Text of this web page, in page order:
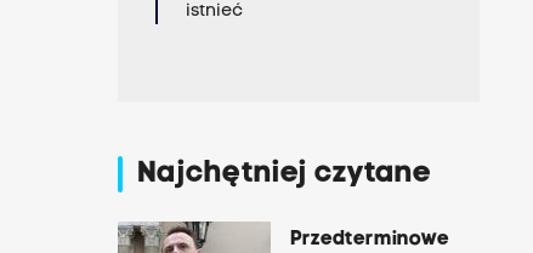
istnieć
Najchętniej czytane
Przedterminowe